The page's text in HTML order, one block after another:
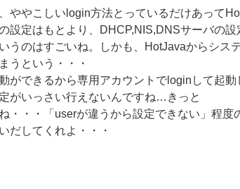
ややこしいlogin方法とっているだけあって
設定はもとより、DHCP,NIS,DNSサーバの設
うのはすごいね。しかも、HotJavaからシス
うという・・・
ができるから専用アカウントでloginして起
がいっさい行えないんですね…きっと
・・・「userが違うから設定できない」程度
だしてくれよ・・・